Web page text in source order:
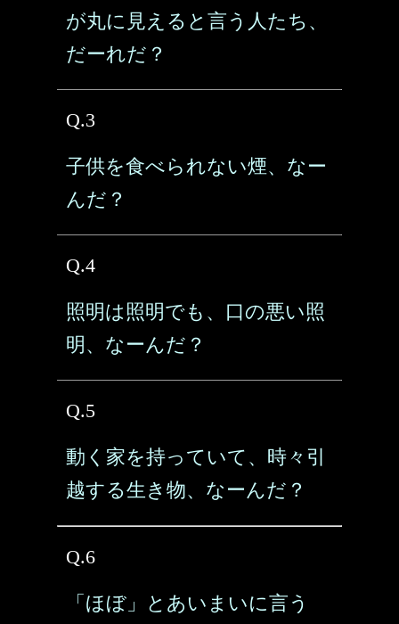
が丸に見えると言う人たち、
だーれだ？
Q.3
子供を食べられない煙、なー
んだ？
Q.4
照明は照明でも、口の悪い照
明、なーんだ？
Q.5
動く家を持っていて、時々引
越する生き物、なーんだ？
Q.6
「ほぼ」とあいまいに言う